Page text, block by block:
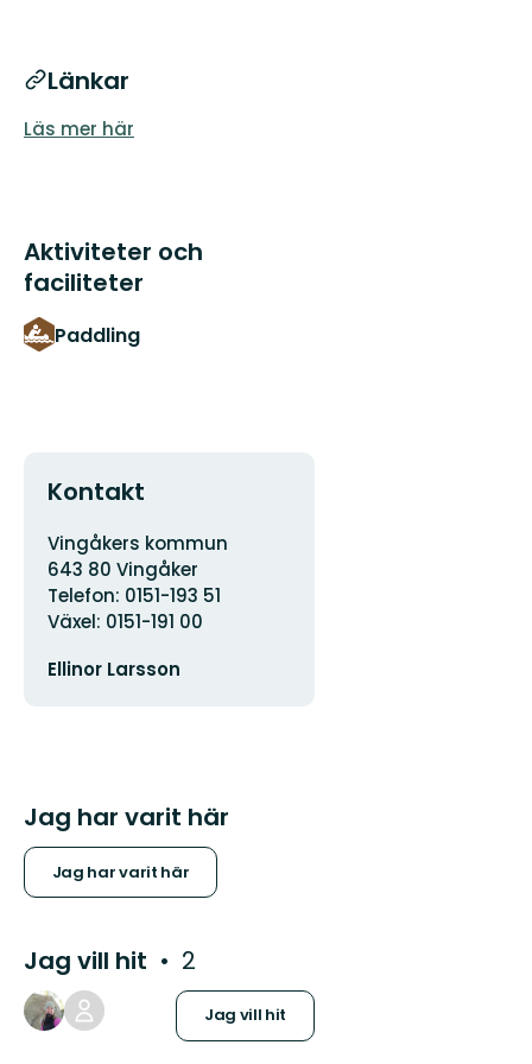
Länkar
Läs mer här
Aktiviteter och
faciliteter
Paddling
Kontakt
Adress
Vingåkers kommun
643 80 Vingåker
Telefon: 0151-193 51
Växel: 0151-191 00
postadress
Ellinor Larsson
Jag har varit här
Jag har varit här
Jag vill hit 2
Jag vill hit